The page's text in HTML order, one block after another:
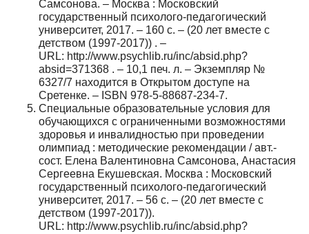
Самсонова. – Москва : Московский
государственный психолого-педагогический
университет, 2017. – 160 с. – (20 лет вместе с
детством (1997-2017)) . –
URL: http://www.psychlib.ru/inc/absid.php?
absid=371368 . – 10,1 печ. л. – Экземпляр №
6327/7 находится в Открытом доступе на
Сретенке. – ISBN 978-5-88687-234-7.
Специальные образовательные условия для
обучающихся с ограниченными возможностями
здоровья и инвалидностью при проведении
олимпиад : методические рекомендации / авт.-
сост. Елена Валентиновна Самсонова, Анастасия
Сергеевна Екушевская. Москва : Московский
государственный психолого-педагогический
университет, 2017. – 56 с. – (20 лет вместе с
детством (1997-2017)).
URL: http://www.psychlib.ru/inc/absid.php?